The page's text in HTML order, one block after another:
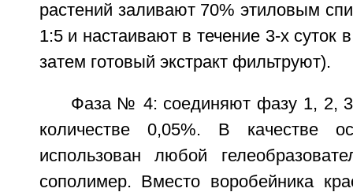
растений заливают 70% этиловым
1:5 и настаивают в течение 3-х
затем готовый экстракт фильтруют).
Фаза № 4: соединяют фазу 1, 2,
количестве 0,05%. В качестве
использован любой
сополимер. Вместо воробейника